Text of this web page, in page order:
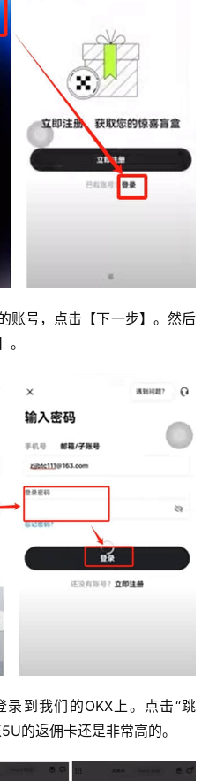
账号，点击【下一步】。然后
到我们的OKX上。点击“跳
的返佣卡还是非常高的。